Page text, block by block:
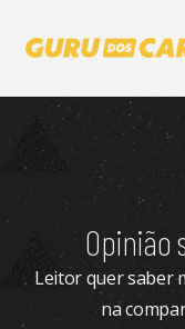
Opinião
Leitor quer saber
na